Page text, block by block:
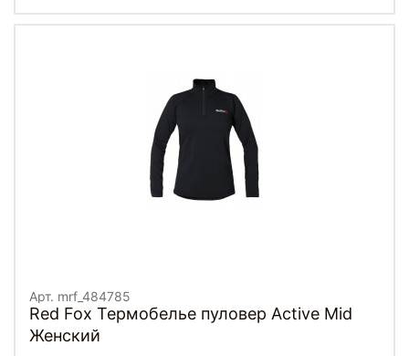
Арт. mrf_484785
Red Fox Термобелье пуловер Active Mid
Женский